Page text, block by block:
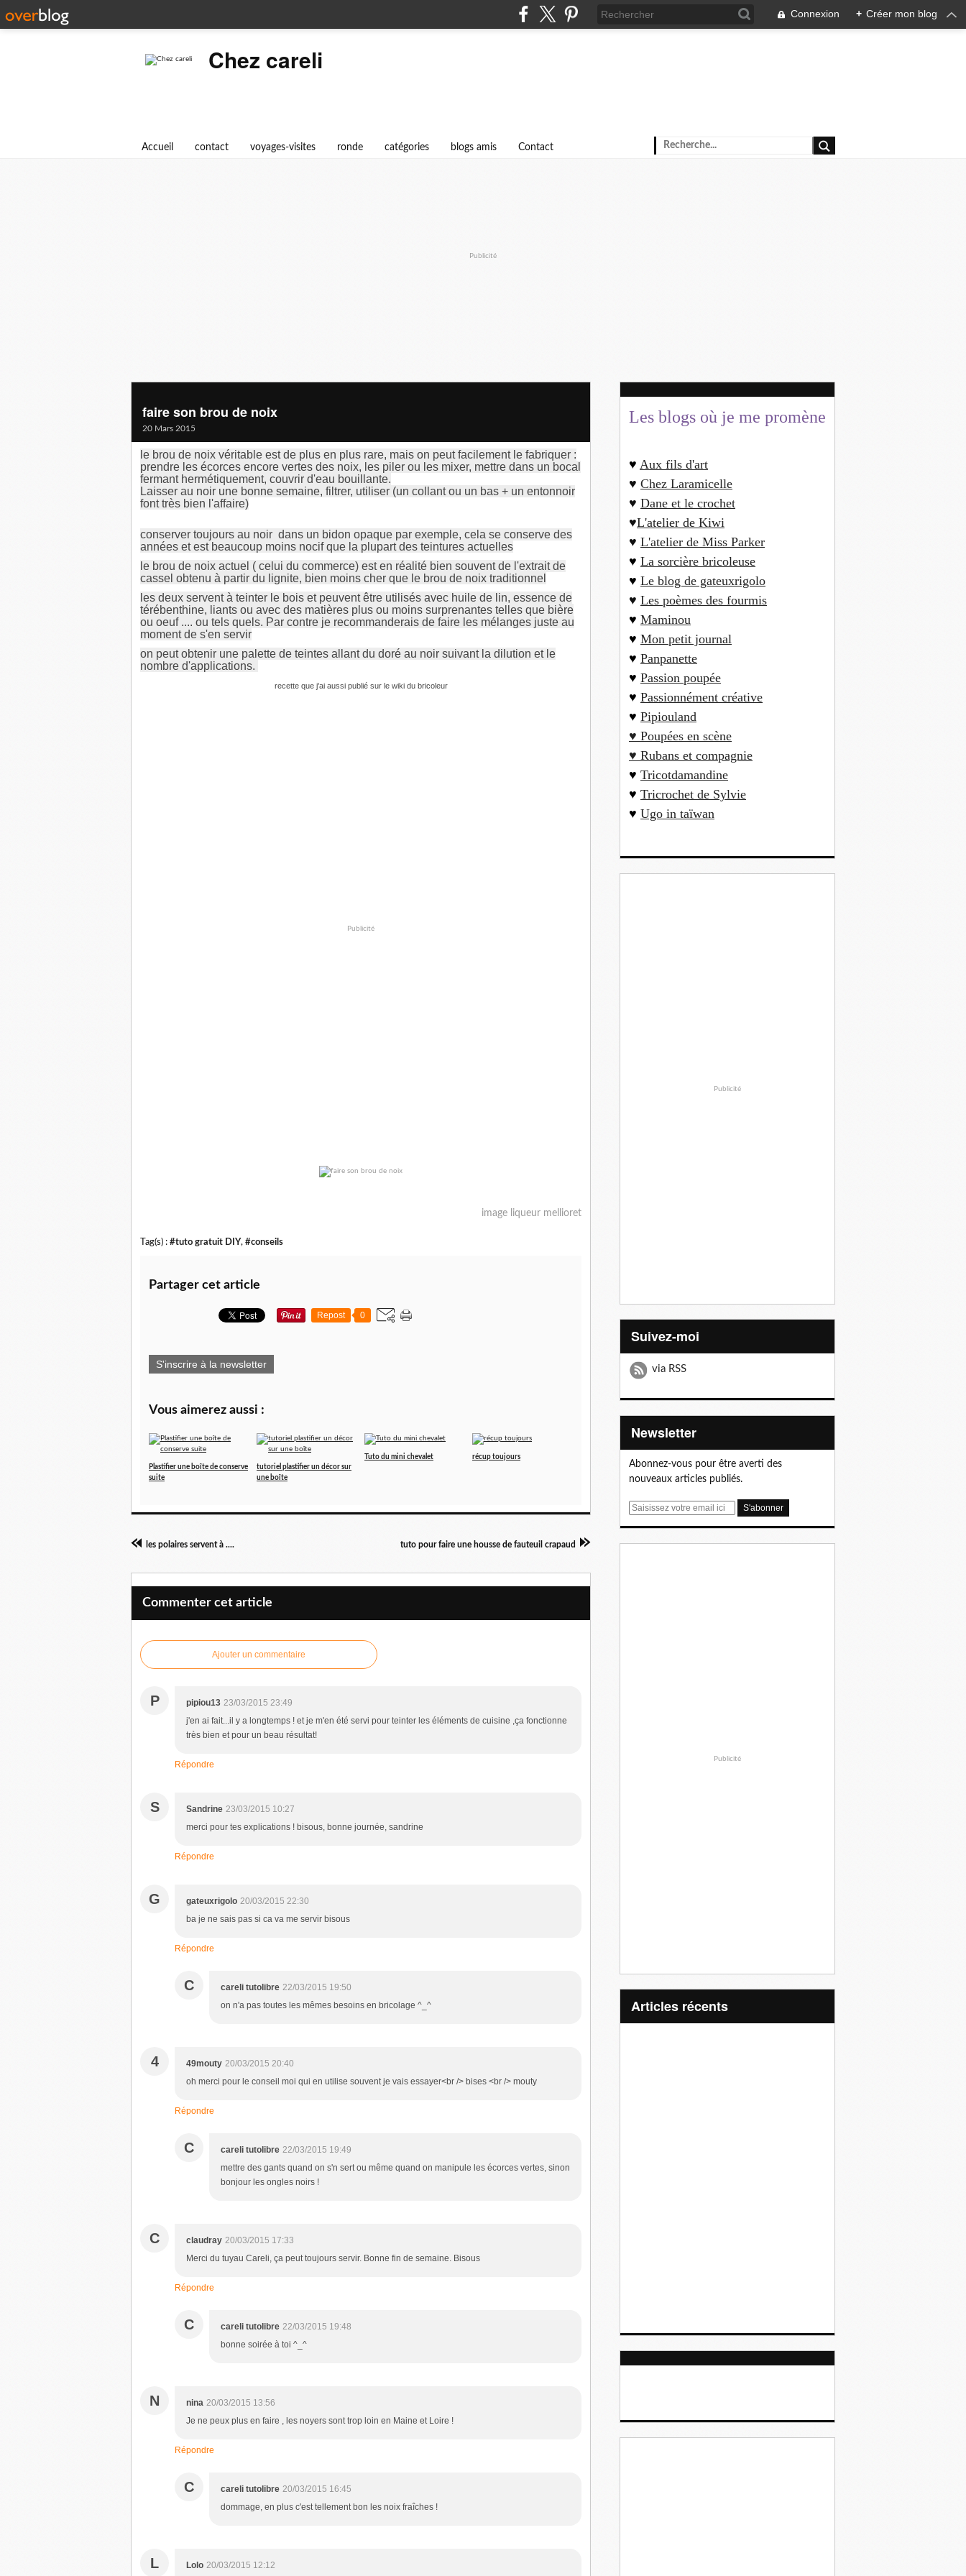
Connexion + Créer mon blog
Chez careli
Accueil contact voyages-visites ronde catégories blogs amis Contact
Publicité
faire son brou de noix
20 Mars 2015
le brou de noix véritable est de plus en plus rare, mais on peut facilement le fabriquer :
prendre les écorces encore vertes des noix, les piler ou les mixer, mettre dans un bocal
fermant hermétiquement, couvrir d'eau bouillante.
Laisser au noir une bonne semaine, filtrer, utiliser (un collant ou un bas + un entonnoir
font très bien l'affaire)
conserver toujours au noir dans un bidon opaque par exemple, cela se conserve des
années et est beaucoup moins nocif que la plupart des teintures actuelles
le brou de noix actuel ( celui du commerce) est en réalité bien souvent de l'extrait de
cassel obtenu à partir du lignite, bien moins cher que le brou de noix traditionnel
les deux servent à teinter le bois et peuvent être utilisés avec huile de lin, essence de
térébenthine, liants ou avec des matières plus ou moins surprenantes telles que bière
ou oeuf .... ou tels quels. Par contre je recommanderais de faire les mélanges juste au
moment de s'en servir
on peut obtenir une palette de teintes allant du doré au noir suivant la dilution et le
nombre d'applications.
recette que j'ai aussi publié sur le wiki du bricoleur
Publicité
image liqueur mellioret
Tag(s) : #tuto gratuit DIY, #conseils
Partager cet article
Repost 0
S'inscrire à la newsletter
Vous aimerez aussi :
Plastifier une boîte de conserve
suite
tutoriel plastifier un décor sur
une boîte
Tuto du mini chevalet récup toujours
les polaires servent à .... tuto pour faire une housse de fauteuil crapaud
Commenter cet article
Ajouter un commentaire
P pipiou13 23/03/2015 23:49
j'en ai fait...il y a longtemps ! et je m'en été servi pour teinter les éléments de cuisine ,ça fonctionne
très bien et pour un beau résultat!
Répondre
S Sandrine 23/03/2015 10:27
merci pour tes explications ! bisous, bonne journée, sandrine
Répondre
G gateuxrigolo 20/03/2015 22:30
ba je ne sais pas si ca va me servir bisous
Répondre
C careli tutolibre 22/03/2015 19:50
on n'a pas toutes les mêmes besoins en bricolage ^_^
4 49mouty 20/03/2015 20:40
oh merci pour le conseil moi qui en utilise souvent je vais essayer<br /> bises <br /> mouty
Répondre
C careli tutolibre 22/03/2015 19:49
mettre des gants quand on s'n sert ou même quand on manipule les écorces vertes, sinon
bonjour les ongles noirs !
C claudray 20/03/2015 17:33
Merci du tuyau Careli, ça peut toujours servir. Bonne fin de semaine. Bisous
Répondre
C careli tutolibre 22/03/2015 19:48
bonne soirée à toi ^_^
N nina 20/03/2015 13:56
Je ne peux plus en faire , les noyers sont trop loin en Maine et Loire !
Répondre
C careli tutolibre 20/03/2015 16:45
dommage, en plus c'est tellement bon les noix fraîches !
L Lolo 20/03/2015 12:12
Les blogs où je me promène
♥ Aux fils d'art
♥ Chez Laramicelle
♥ Dane et le crochet
♥L'atelier de Kiwi
♥ L'atelier de Miss Parker
♥ La sorcière bricoleuse
♥ Le blog de gateuxrigolo
♥ Les poèmes des fourmis
♥ Maminou
♥ Mon petit journal
♥ Panpanette
♥ Passion poupée
♥ Passionnément créative
♥ Pipiouland
♥ Poupées en scène
♥ Rubans et compagnie
♥ Tricotdamandine
♥ Tricrochet de Sylvie
♥ Ugo in taïwan
Publicité
Suivez-moi
via RSS
Newsletter
Abonnez-vous pour être averti des
nouveaux articles publiés.
E
Publicité
articles récents